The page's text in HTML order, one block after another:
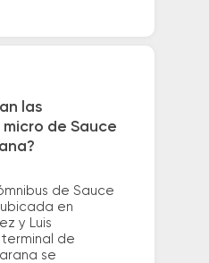
las
de Sauce
de Sauce
en
y Luis
terminal de
se